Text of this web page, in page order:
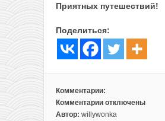
Приятных путешествий!
Поделиться:
Комментарии:
Комментарии
к
отключены
Автор: willywonka